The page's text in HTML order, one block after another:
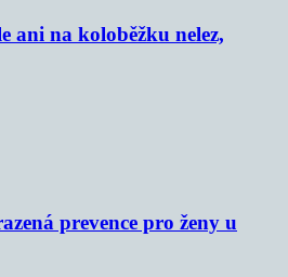
ani na koloběžku nelez,
prevence pro ženy u